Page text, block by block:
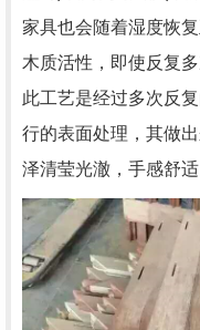
家具也会随着湿度恢
木质活性，即使反复
此工艺是经过多次反
行的表面处理，其做
泽清莹光澈，手感舒适